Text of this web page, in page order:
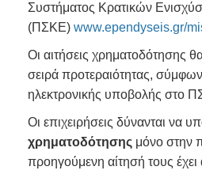
Συστήματος Κρατικών
(ΠΣΚΕ) www.ependyseis.gr/
Οι αιτήσεις χρηματοδότησης
σειρά προτεραιότητας,
ηλεκτρονικής υποβολής στο
Οι επιχειρήσεις δύνανται να
χρηματοδότησης μόνο στην
προηγούμενη αίτησή τους έχει